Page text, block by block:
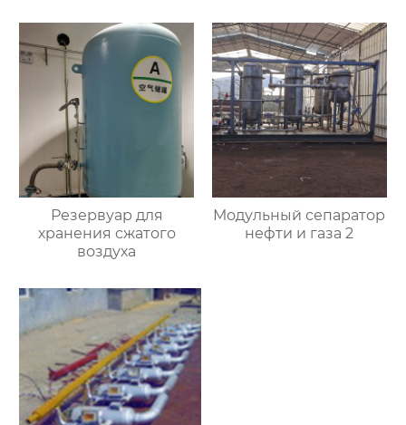
Резервуар для
хранения сжатого
воздуха
Модульный сепаратор
нефти и газа 2